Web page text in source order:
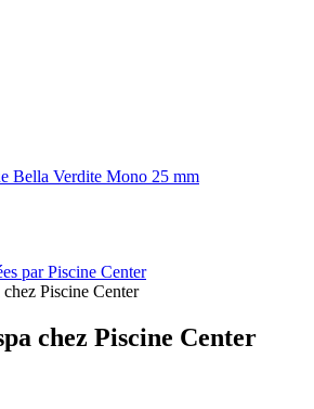
Bella Verdite Mono 25 mm
par Piscine Center
Piscine Center
chez Piscine Center